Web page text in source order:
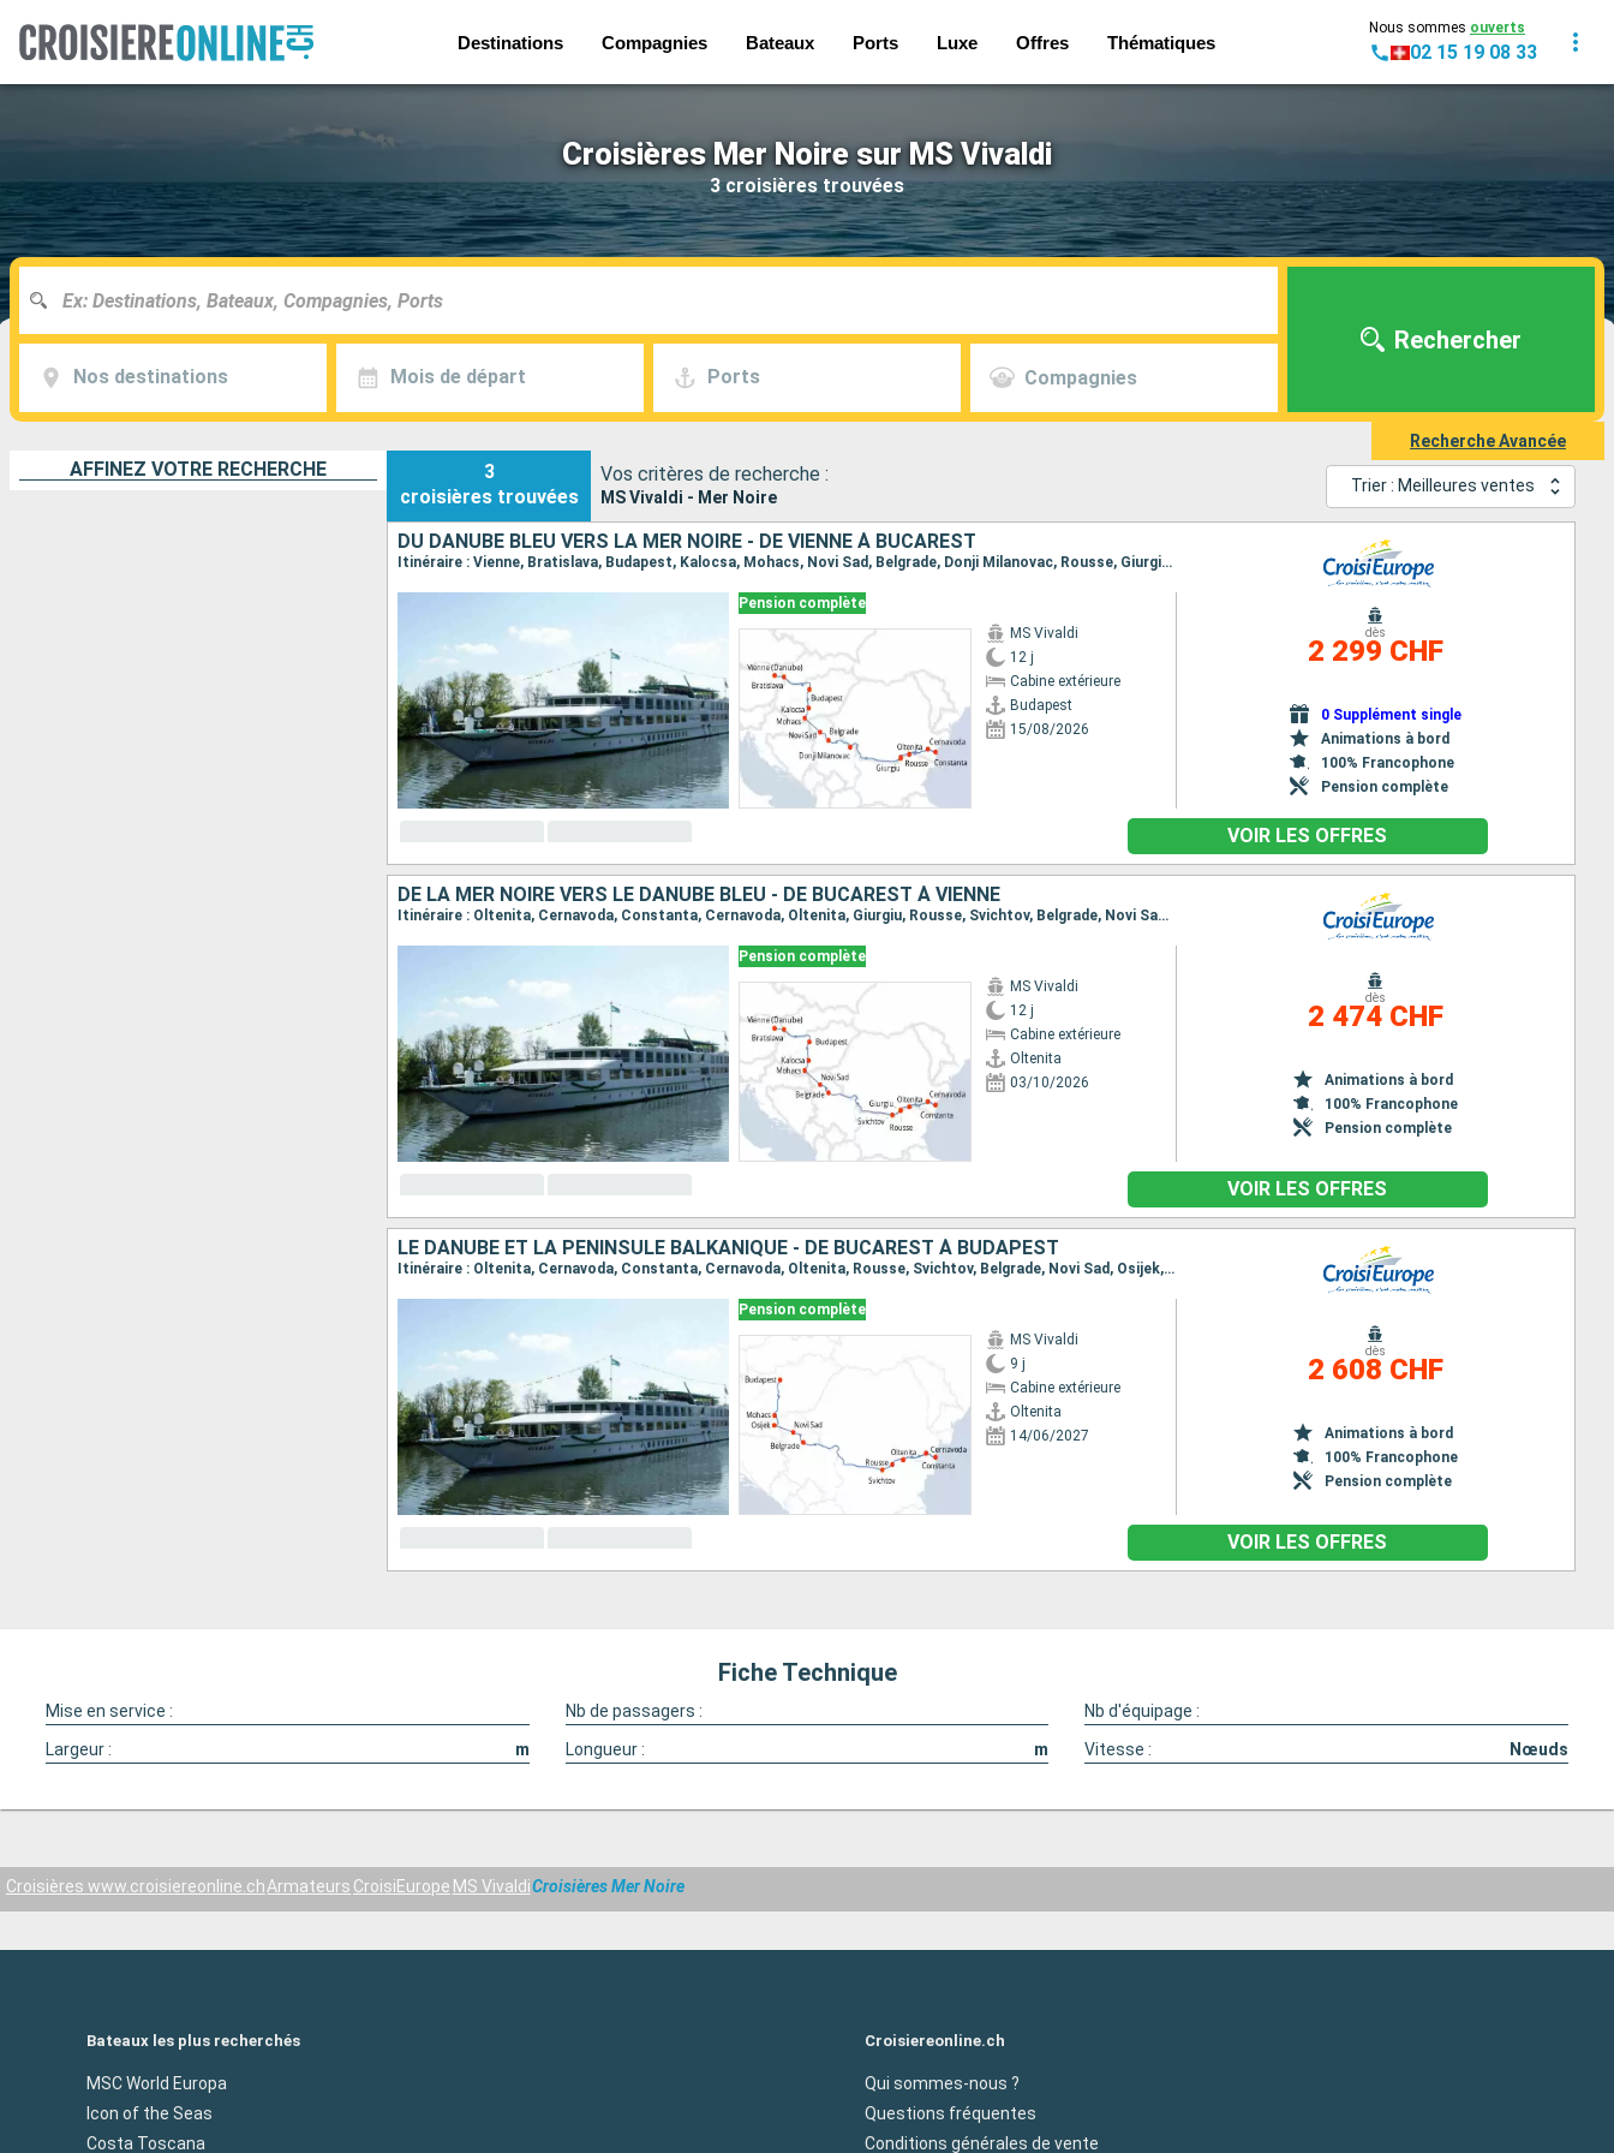
Destinations Compagnies Bateaux Ports Luxe Offres Thématiques
Nous sommes ouverts
02 15 19 08 33
Croisières Mer Noire sur MS Vivaldi
3 croisières trouvées
Nos destinations Mois de départ Ports Compagnies
Rechercher
Recherche Avancée
AFFINEZ VOTRE RECHERCHE
3
croisières trouvées
Vos critères de recherche :
MS Vivaldi - Mer Noire
Trier : Meilleures ventes
DU DANUBE BLEU VERS LA MER NOIRE - DE VIENNE À BUCAREST
Itinéraire : Vienne, Bratislava, Budapest, Kalocsa, Mohacs, Novi Sad, Belgrade, Donji Milanovac, Rousse, Giurgiu, Cernavoda, Constanta, Cernavoda, Oltenita
Pension complète
MS Vivaldi
12 j
Cabine extérieure
Budapest
15/08/2026
dès
2 299 CHF
0 Supplément single
Animations à bord
100% Francophone
Pension complète
VOIR LES OFFRES
DE LA MER NOIRE VERS LE DANUBE BLEU - DE BUCAREST À VIENNE
Itinéraire : Oltenita, Cernavoda, Constanta, Cernavoda, Oltenita, Giurgiu, Rousse, Svichtov, Belgrade, Novi Sad, Mohacs, Kalocsa, Budapest, Bratislava, Vienne
Pension complète
MS Vivaldi
12 j
Cabine extérieure
Oltenita
03/10/2026
dès
2 474 CHF
Animations à bord
100% Francophone
Pension complète
VOIR LES OFFRES
LE DANUBE ET LA PÉNINSULE BALKANIQUE - DE BUCAREST À BUDAPEST
Itinéraire : Oltenita, Cernavoda, Constanta, Cernavoda, Oltenita, Rousse, Svichtov, Belgrade, Novi Sad, Osijek, Mohacs, Budapest
Pension complète
MS Vivaldi
9 j
Cabine extérieure
Oltenita
14/06/2027
dès
2 608 CHF
Animations à bord
100% Francophone
Pension complète
VOIR LES OFFRES
Fiche Technique
Mise en service : Nb de passagers :
Nb d'équipage :
Largeur :
m Longueur : m Vitesse : Nœuds
Croisières www.croisiereonline.chArmateurs CroisiEurope MS VivaldiCroisières Mer Noire
Bateaux les plus recherchés
MSC World Europa
Icon of the Seas
Costa Toscana
Croisiereonline.ch
Qui sommes-nous ?
Questions fréquentes
Conditions générales de vente